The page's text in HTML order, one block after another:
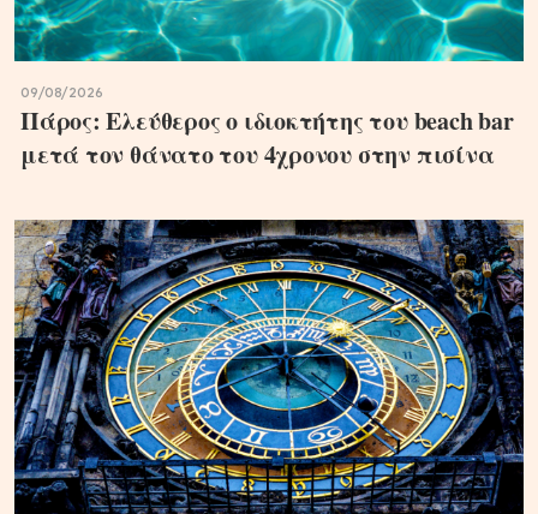
09/08/2026
Πάρος: Ελεύθερος ο ιδιοκτήτης του beach bar
μετά τον θάνατο του 4χρονου στην πισίνα